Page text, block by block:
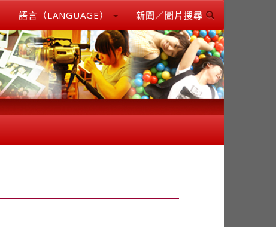
語言（LANGUAGE） 新聞／圖片搜尋